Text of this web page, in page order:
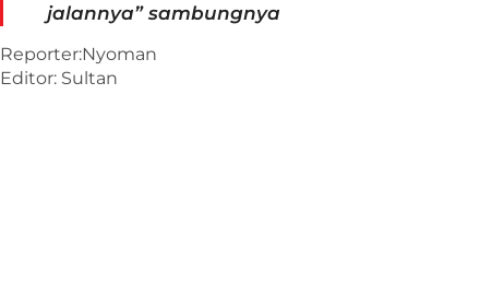
jalannya” sambungnya
Reporter:Nyoman
Editor: Sultan